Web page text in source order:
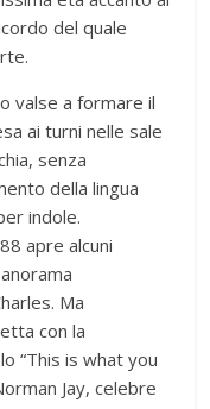
del quale
valse a formare il
ai turni nelle sale
senza
della lingua
indole.
apre alcuni
Ma
con la
“This is what you
Jay, celebre